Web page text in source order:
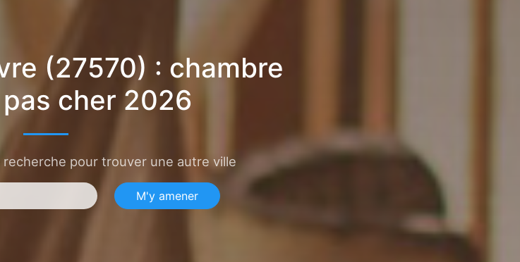
(27570) : chambre
pas cher 2026
pour trouver une autre ville
M'y amener